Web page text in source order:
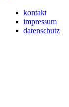
kontakt
impressum
datenschutz